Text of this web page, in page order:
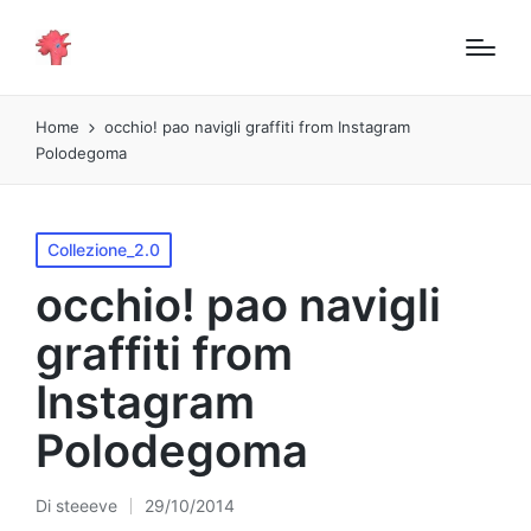
Home
occhio! pao navigli graffiti from Instagram
Polodegoma
Pubblicato
in
Collezione_2.0
occhio! pao navigli
graffiti from
Instagram
Polodegoma
Pubblicato
Di steeeve 29/10/2014